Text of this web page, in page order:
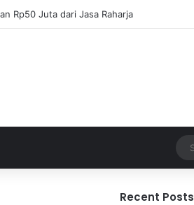
Pemain Asing Jadi Cadangan
Recent Posts